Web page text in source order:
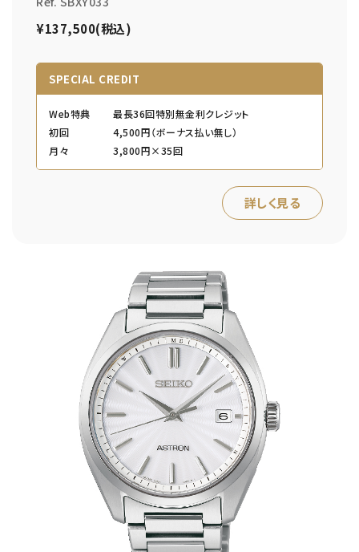
¥137,500(税込)
SPECIAL CREDIT
Web特典
最長36回特別無金利クレジット
初回
4,500円（ボーナス払い無し）
月々
3,800円×35回
詳しく見る